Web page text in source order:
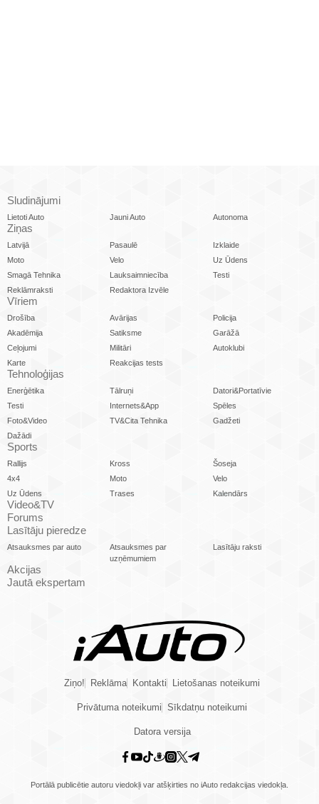
Sludinājumi
Lietoti Auto Jauni Auto Autonoma
Ziņas
Latvijā Pasaulē
Izklaide
Moto
Velo
Uz Ūdens
Smagā Tehnika
Lauksaimniecība
Testi
Reklāmraksti
Redaktora Izvēle
Vīriem
Drošība Avārijas
Policija
Akadēmija
Satiksme
Garāžā
Ceļojumi
Militāri
Autoklubi
Karte
Reakcijas tests
Tehnoloģijas
Enerģētika Tālruņi
Datori&Portatīvie
Testi
Internets&App
Spēles
Foto&Video
TV&Cita Tehnika
Gadžeti
Dažādi
Sports
Rallijs Kross
Šoseja
4x4
Moto
Velo
Uz Ūdens
Trases Kalendārs
Video&TV
Forums
Lasītāju pieredze
Atsauksmes par auto
Atsauksmes par
uzņēmumiem
Lasītāju raksti
Akcijas
Jautā ekspertam
Ziņo! Reklāma Kontakti Lietošanas noteikumi
Privātuma noteikumi Sīkdatņu noteikumi
Datora versija
Portālā publicētie autoru viedokļi var atšķirties no iAuto redakcijas viedokļa.